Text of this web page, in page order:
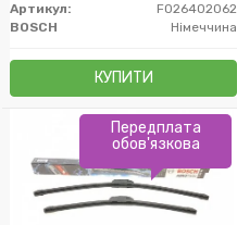
Артикул:
F026402062
BOSCH
Німеччина
КУПИТИ
Передплата
обов'язкова